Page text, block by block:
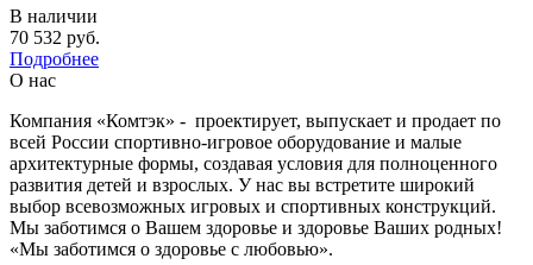
В наличии
70 532 руб.
Подробнее
О нас
Компания «Комтэк» - проектирует, выпускает и продает по
всей России спортивно-игровое оборудование и малые
архитектурные формы, создавая условия для полноценного
развития детей и взрослых. У нас вы встретите широкий
выбор всевозможных игровых и спортивных конструкций.
Мы заботимся о Вашем здоровье и здоровье Ваших родных!
«Мы заботимся о здоровье с любовью».